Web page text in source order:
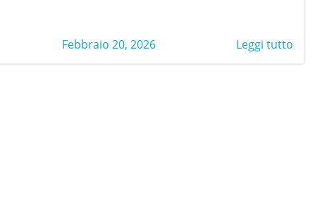
Febbraio 20, 2026 Leggi tutto